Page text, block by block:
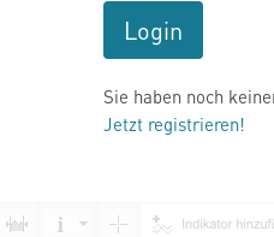
Login
Sie haben noch
Jetzt registrieren!